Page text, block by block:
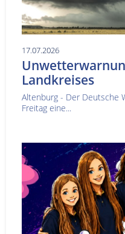
17.07.2026
Landkreises
Altenburg - Der Deutsche
Freitag eine...